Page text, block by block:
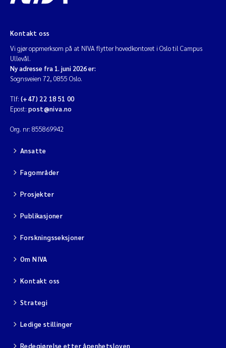
Kontakt oss
Vi gjør oppmerksom på at NIVA flytter hovedkontoret i Oslo til Campus
Ullevål.
Ny adresse fra 1. juni 2026 er:
Sognsveien 72, 0855 Oslo.
Tlf: (+47) 22 18 51 00
Epost: post@niva.no
Org. nr: 855869942
Ansatte
Fagområder
Prosjekter
Publikasjoner
Forskningsseksjoner
Om NIVA
Kontakt oss
Strategi
Ledige stillinger
Redegjørelse etter åpenhetsloven